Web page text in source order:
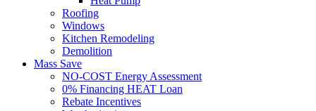
Roofing
Windows
Kitchen Remodeling
Demolition
Mass Save
NO-COST Energy Assessment
0% Financing HEAT Loan
Rebate Incentives